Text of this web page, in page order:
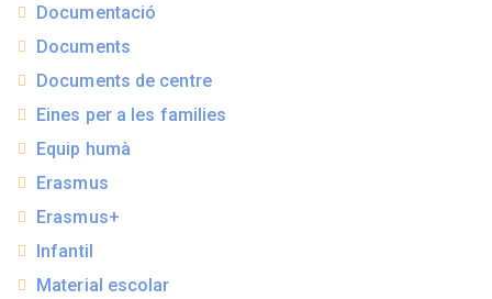
Documentació
Documents
Documents de centre
Eines per a les families
Equip humà
Erasmus
Erasmus+
Infantil
Material escolar